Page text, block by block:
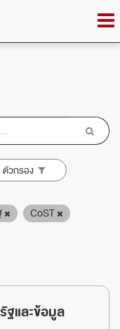
ตัวกรอง
CoST
ฐและข้อมูล